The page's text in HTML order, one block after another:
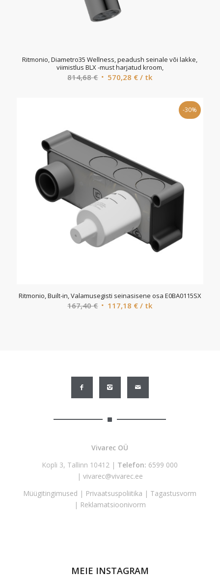
Ritmonio, Diametro35 Wellness, peadush seinale või lakke,
viimistlus BLX -must harjatud kroom,
814,68€ Algne
570,28 €Current
/ tk
Ritmonio, Built-in, Valamusegisti seinasisene osa E0BA0115SX
167,40€ Algne
117,18 €Current
/ tk
-30%
Vivarec OÜ
Kopli 3, Tallinn 10412 | Telefon: 6599 000
| vivarec@vivarec.ee
Müügitingimused | Privaatsuspoliitika | Tagastusvorm
| Reklamatsioonivorm
MEIE INSTAGRAM